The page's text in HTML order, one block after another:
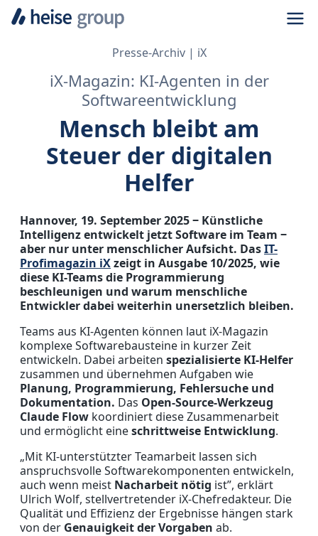
Presse-Archiv
iX
iX-Magazin: KI-Agenten in der
Softwareentwicklung
Mensch bleibt am
Steuer der digitalen
Helfer
Hannover, 19. September 2025 ‒ Künstliche
Intelligenz entwickelt jetzt Software im Team ‒
aber nur unter menschlicher Aufsicht. DasIT-
Profimagazin iXzeigt in Ausgabe 10/2025, wie
diese KI-Teams die Programmierung
beschleunigen und warum menschliche
Entwickler dabei weiterhin unersetzlich bleiben.
Teams aus KI-Agenten können laut iX-Magazin
komplexe Softwarebausteine in kurzer Zeit
entwickeln. Dabei arbeiten spezialisierte KI-Helfer
zusammen und übernehmen Aufgaben wie
Planung, Programmierung, Fehlersuche und
Dokumentation. Das Open-Source-Werkzeug
Claude Flow koordiniert diese Zusammenarbeit
und ermöglicht eineschrittweise Entwicklung.
„Mit KI-unterstützter Teamarbeit lassen sich
anspruchsvolle Softwarekomponenten entwickeln,
auch wenn meist Nacharbeit nötig ist”, erklärt
Ulrich Wolf, stellvertretender iX-Chefredakteur. Die
Qualität und Effizienz der Ergebnisse hängen stark
von der Genauigkeit der Vorgaben ab.